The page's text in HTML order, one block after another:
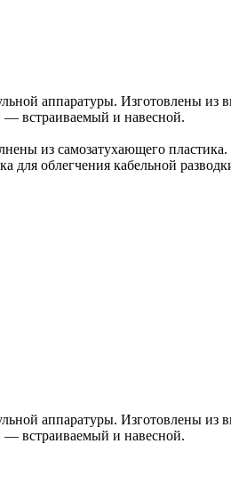
аппаратуры. Изготовлены из
— встраиваемый и навесной.
из самозатухающего
облегчения кабельной
аппаратуры. Изготовлены из
— встраиваемый и навесной.